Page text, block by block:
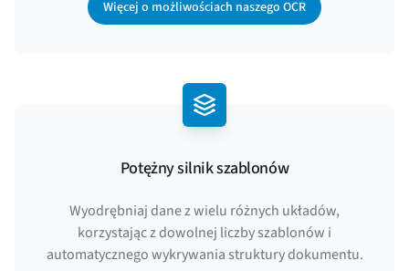
Więcej o możliwościach naszego OCR
Potężny silnik szablonów
Wyodrębniaj dane z wielu różnych układów,
korzystając z dowolnej liczby szablonów i
automatycznego wykrywania struktury dokumentu.